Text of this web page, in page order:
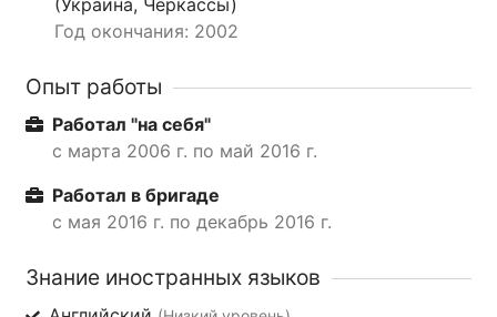
Год окончания: 2002
Опыт работы
Работал "на себя"
с марта 2006 г. по май 2016 г.
Работал в бригаде
с мая 2016 г. по декабрь 2016 г.
Знание иностранных языков